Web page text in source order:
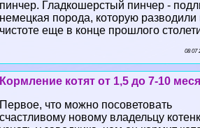
пинчер. Гладкошерстый пинчер -
немецкая порода, которую разводили
чистоте еще в конце прошлого
08 07
Кормление котят от 1,5 до 7-10
Первое, что можно посоветовать
счастливому новому владельцу